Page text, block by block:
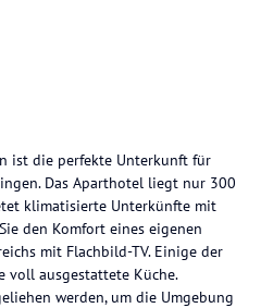
ist die perfekte Unterkunft für
Das Aparthotel liegt nur 300
klimatisierte Unterkünfte mit
den Komfort eines eigenen
mit Flachbild-TV. Einige der
voll ausgestattete Küche.
werden, um die Umgebung